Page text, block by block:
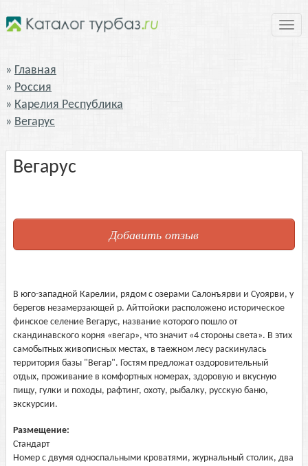
Главная
Россия
Карелия Республика
Вегарус
Вегарус
Добавить отзыв
В юго-западной Карелии, рядом с озерами Салонъярви и Суоярви, у
берегов незамерзающей р. Айттойоки расположено историческое
финское селение Вегарус, название которого пошло от
скандинавского корня «вегар», что значит «4 стороны света». В этих
самобытных живописных местах, в таежном лесу раскинулась
территория базы "Вегар". Гостям предложат оздоровительный
отдых, проживание в комфортных номерах, здоровую и вкусную
пищу, гулки и походы, рафтинг, охоту, рыбалку, русскую баню,
экскурсии.
Размещение:
Стандарт
Номер с двумя односпальными кроватями, журнальный столик, два